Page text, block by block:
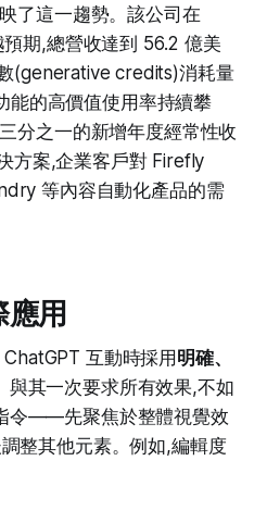
了這一趨勢。該公司在
期,總營收達到 56.2 億美
(generative credits)消耗量
能的高價值使用率持續攀
分之一的新增年度經常性收
方案,企業客戶對 Firefly
等內容自動化產品的需
用
互動時採用明確、
與其一次要求所有效果,不如
令——先聚焦於整體視覺效
整其他元素。例如,編輯度